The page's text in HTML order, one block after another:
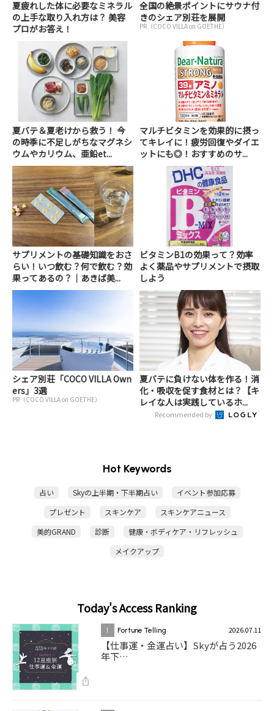
夏疲れした体に必要なミネラル
の上手な取り入れ方は？ 美容
プロがお答え！
全国の絶景ポイントにサウナ付
きのシェア別荘を展開
PR（COCO VILLA on GOETHE）
夏バテ＆夏老けから救う！ 今
の時季に不足しがちなマグネシ
ウムやカリウム、亜鉛et...
マルチビタミンを効果的に摂っ
てキレイに！疲労回復やダイエ
ットにも◎！おすすめのサ...
サプリメントの基礎知識をおさ
らい！いつ飲む？何で飲む？効
果ってあるの？｜あきば美...
ビタミンB1の効果って？効率
よく薬品やサプリメントで摂取
しよう
シェア別荘「COCO VILLA Own
ers」3選
PR（COCO VILLA on GOETHE）
夏バテに負けない体を作る！消
化・吸収を促す食材とは？【キ
レイな人は実践しているホ...
Recommended by
Hot Keywords
占い Skyの上半期・下半期占い
イベント参加応募
プレゼント
スキンケア
スキンケアニュース
美的GRAND
診断
健康・ボディケア・リフレッシュ
メイクアップ
Today's Access Ranking
1 Fortune Telling 2026.07.11
【仕事運・金運占い】Skyが占う2026
年下…